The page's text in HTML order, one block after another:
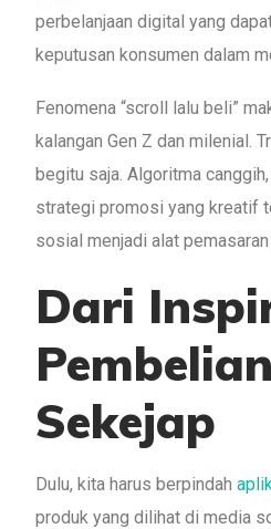
perbelanjaan digital yang
keputusan konsumen dalam
Fenomena “scroll lalu beli”
kalangan Gen Z dan milenial.
begitu saja. Algoritma
strategi promosi yang kreatif
sosial menjadi alat
Dari
Sekejap
Dulu, kita harus berpindah
produk yang dilihat di media